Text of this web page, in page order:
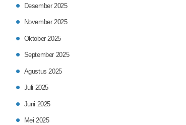
Desember 2025
November 2025
Oktober 2025
September 2025
Agustus 2025
Juli 2025
Juni 2025
Mei 2025